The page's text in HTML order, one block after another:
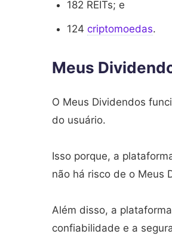
182 REITs; e
124 criptomoedas.
Meus
O Meus Dividendos
do usuário.
Isso porque, a
não há risco de o Meus
Além disso, a
confiabilidade e a